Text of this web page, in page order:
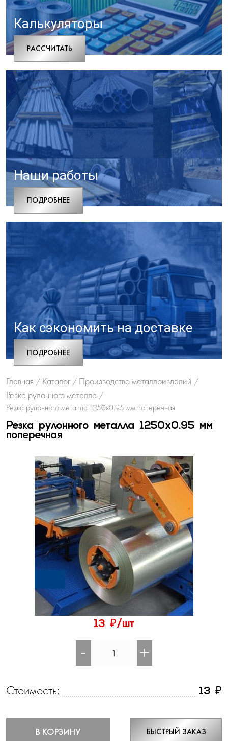
Калькуляторы
РАCСЧИТАТЬ
Наши работы
ПОДРОБНЕЕ
Как сэкономить на доставке
ПОДРОБНЕЕ
Главная / Каталог / Производство металлоизделий /
Резка рулонного металла /
Резка рулонного металла 1250х0.95 мм поперечная
Резка рулонного металла 1250х0.95 мм
поперечная
13 ₽/шт
- +
Стоимость: 13 ₽
В КОРЗИНУ БЫСТРЫЙ ЗАКАЗ